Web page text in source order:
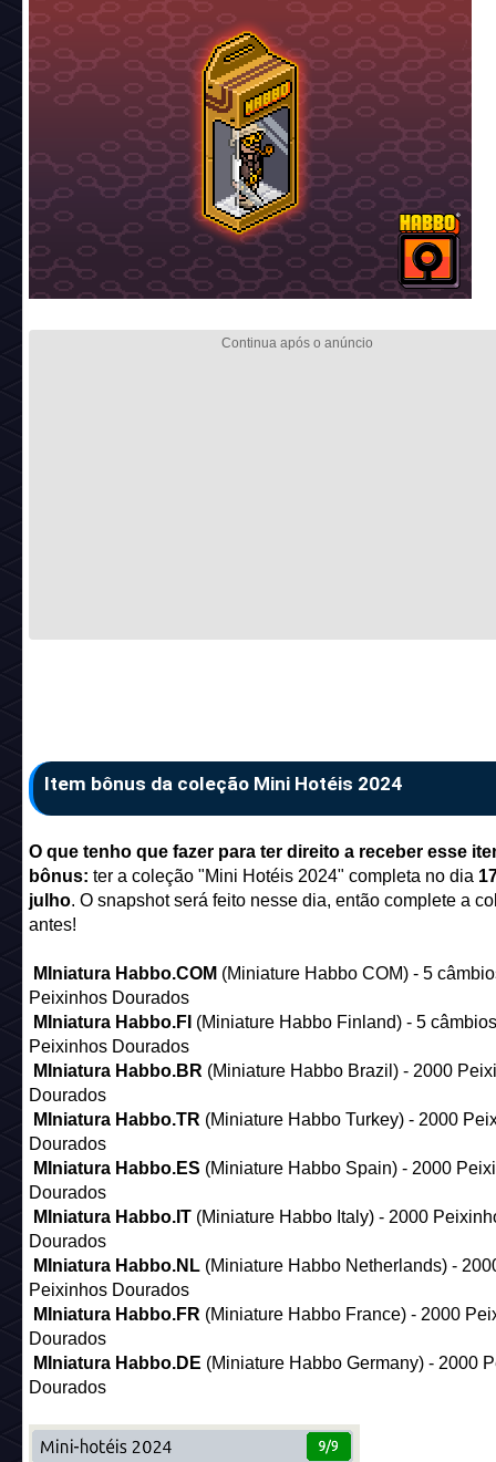
Item bônus da coleção Mini Hotéis 2024
O que tenho que fazer para ter direito a receber esse
bônus: ter a coleção "Mini Hotéis 2024" completa no dia
julho. O snapshot será feito nesse dia, então complete a
antes!
MIniatura Habbo.COM (Miniature Habbo COM) - 5
Peixinhos Dourados
MIniatura Habbo.FI (Miniature Habbo Finland) - 5
Peixinhos Dourados
MIniatura Habbo.BR (Miniature Habbo Brazil) - 2000
Dourados
MIniatura Habbo.TR (Miniature Habbo Turkey) - 2000
Dourados
MIniatura Habbo.ES (Miniature Habbo Spain) - 2000
Dourados
MIniatura Habbo.IT (Miniature Habbo Italy) - 2000
Dourados
MIniatura Habbo.NL (Miniature Habbo Netherlands) -
Peixinhos Dourados
MIniatura Habbo.FR (Miniature Habbo France) - 2000
Dourados
MIniatura Habbo.DE (Miniature Habbo Germany) - 2000
Dourados